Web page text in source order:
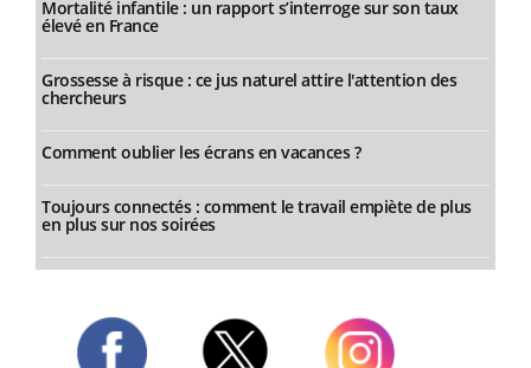
Mortalité infantile : un rapport s’interroge sur son taux
élevé en France
Grossesse à risque : ce jus naturel attire l'attention des
chercheurs
Comment oublier les écrans en vacances ?
Toujours connectés : comment le travail empiète de plus
en plus sur nos soirées